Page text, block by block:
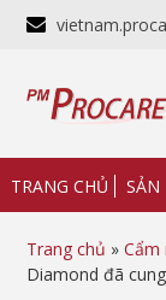
TRANG CHỦ SẢN
Trang chủ »Cẩm
Diamond đã